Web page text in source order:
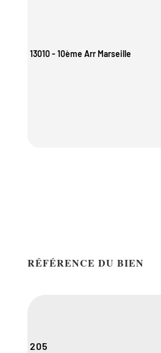
13010 - 10ème Arr Marseille
RÉFÉRENCE DU BIEN
205